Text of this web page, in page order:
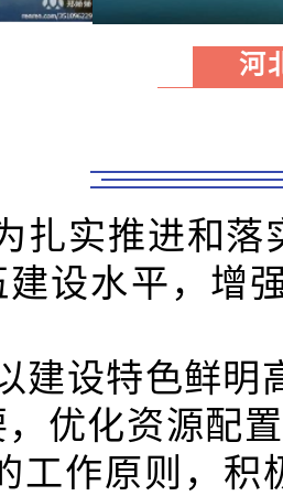
河
扎实推进和落
设水平，增
建设特色鲜明
优化资源配
工作原则，